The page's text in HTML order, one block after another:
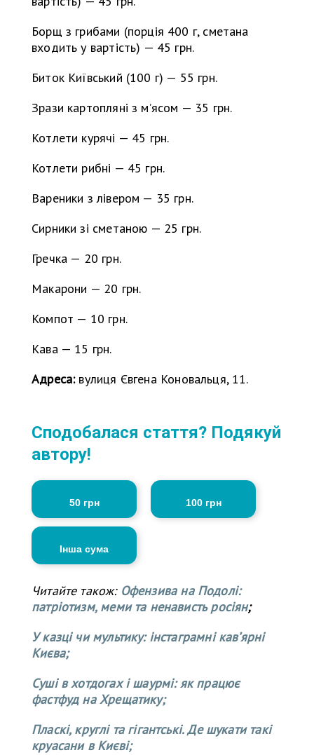
Борщ з грибами (порція 400 г, сметана
входить у вартість) — 45 грн.
Биток Київський (100 г) — 55 грн.
Зрази картопляні з м’ясом — 35 грн.
Котлети курячі — 45 грн.
Котлети рибні — 45 грн.
Вареники з лівером — 35 грн.
Сирники зі сметаною — 25 грн.
Гречка — 20 грн.
Макарони — 20 грн.
Компот — 10 грн.
Кава — 15 грн.
Адреса: вулиця Євгена Коновальця, 11.
Сподобалася стаття? Подякуй
автору!
50 грн 100 грн
Інша сума
Читайте також: Офензива на Подолі:
патріотизм, меми та ненависть росіян;
У казці чи мультику: інстаграмні кавʼярні
Києва;
Суші в хотдогах і шаурмі: як працює
фастфуд на Хрещатику;
Пласкі, круглі та гігантські. Де шукати такі
круасани в Києві;